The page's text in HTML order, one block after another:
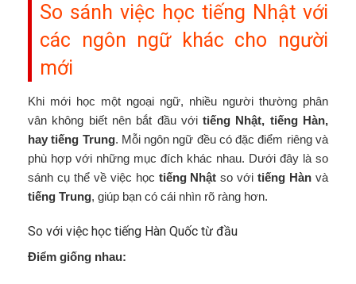
So sánh việc học tiếng Nhật với
các ngôn ngữ khác cho người
mới
Khi mới học một ngoại ngữ, nhiều người thường phân
vân không biết nên bắt đầu vớitiếng Nhật, tiếng Hàn,
hay tiếng Trung. Mỗi ngôn ngữ đều có đặc điểm riêng và
phù hợp với những mục đích khác nhau. Dưới đây là so
sánh cụ thể về việc học tiếng Nhật so vớitiếng Hàn và
tiếng Trung, giúp bạn có cái nhìn rõ ràng hơn.
So với việc học tiếng Hàn Quốc từ đầu
Điểm giống nhau: